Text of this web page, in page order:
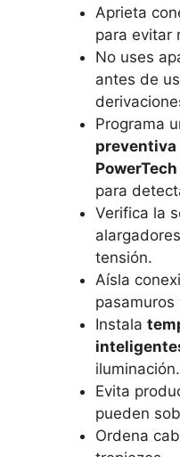
Aprieta
para evitar
No uses
antes de
Programa
preventiva
PowerTech
para
Verifica la
tensión.
Aísla
pasamuros
Instala
iluminación.
Evita
pueden
Ordena